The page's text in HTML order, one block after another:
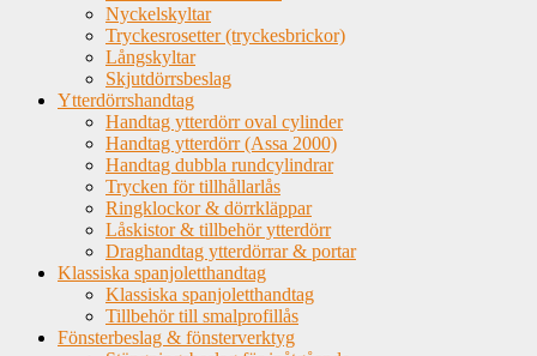
Nyckelskyltar
Tryckesrosetter (tryckesbrickor)
Långskyltar
Skjutdörrsbeslag
Ytterdörrshandtag
Handtag ytterdörr oval cylinder
Handtag ytterdörr (Assa 2000)
Handtag dubbla rundcylindrar
Trycken för tillhållarlås
Ringklockor & dörrkläppar
Låskistor & tillbehör ytterdörr
Draghandtag ytterdörrar & portar
Klassiska spanjoletthandtag
Klassiska spanjoletthandtag
Tillbehör till smalprofillås
Fönsterbeslag & fönsterverktyg